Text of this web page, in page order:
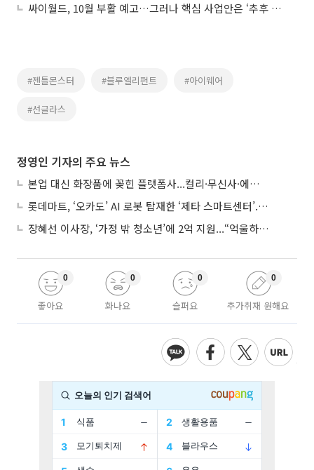
싸이월드, 10월 부활 예고…그러나 핵심 사업안은 ‘추후 공개’
#젠틀몬스터 #블루엘리펀트 #아이웨어
#선글라스
정영인 기자의 주요 뉴스
본업 대신 화장품에 꽂힌 플랫폼사...컬리·무신사·에이블리, ‘뷰티 페스타’ 경쟁
롯데마트, ‘오카도’ AI 로봇 탑재한 ‘제타 스마트센터’...온라인 장보기 판 바꾼다
장혜선 이사장, ‘가정 밖 청소년’에 2억 지원...“억울하고 아파도 단단해지길”
좋아요
0
화나요
0
슬퍼요
0
추가취재 원해요
0